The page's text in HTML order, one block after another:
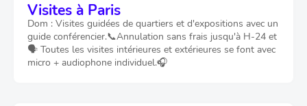
Visites à Paris
Dom : Visites guidées de quartiers et d'expositions avec un
guide conférencier.📞Annulation sans frais jusqu'à H-24 et
🗣️ Toutes les visites intérieures et extérieures se font avec
micro + audiophone individuel.🎧